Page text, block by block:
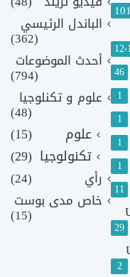
101
46
1
1
1
1
11
29
2
الباندل الرئيسي
(362)
أحدث الموضوعات
(794)
علوم و تكنلوجيا
(48)
علوم
(15)
تكنولوجيا (29)
رأي
(24)
خاص مدى بوست
(15)